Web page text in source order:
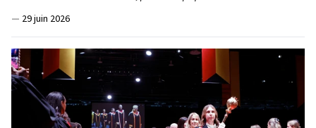
— 29 juin 2026